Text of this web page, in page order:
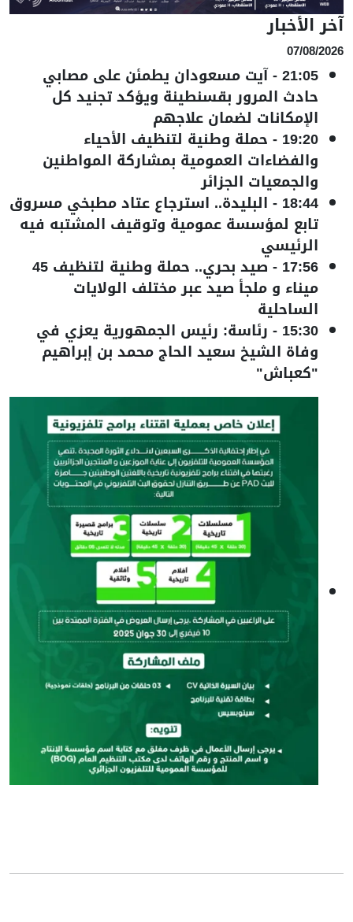
آخر الأخبار
07/08/2026
21:05
-آيت مسعودان يطمئن على مصابي
حادث المرور بقسنطينة ويؤكد تجنيد كل
الإمكانات لضمان علاجهم
19:20
- حملة وطنية لتنظيف الأحياء
والفضاءات العمومية بمشاركة المواطنين
والجمعيات الجزائر
18:44
- البليدة.. استرجاع عتاد مطبخي مسروق
تابع لمؤسسة عمومية وتوقيف المشتبه فيه
الرئيسي
17:56
- صيد بحري.. حملة وطنية لتنظيف 45
ميناء و ملجأ صيد عبر مختلف الولايات
الساحلية
15:30
- رئاسة: رئيس الجمهورية يعزي في
وفاة الشيخ سعيد الحاج محمد بن إبراهيم
"كعباش"